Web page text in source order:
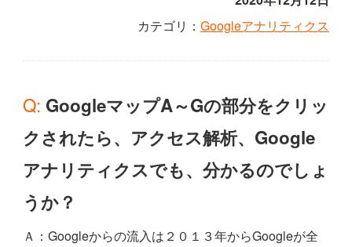
カテゴリ： Googleアナリティクス
Q: GoogleマップA～Gの部分をクリッ
クされたら、アクセス解析、Google
アナリティクスでも、分かるのでしょ
うか？
Ａ：Googleからの流入は２０１３年からGoogleが全